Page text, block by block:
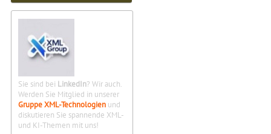
Sie sind bei LinkedIn? Wir auch.
Werden Sie Mitglied in unserer
Gruppe XML-Technologien und
diskutieren Sie spannende XML-
und KI-Themen mit uns!